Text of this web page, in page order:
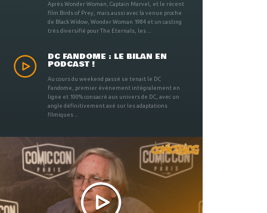
Après Wonder Woman, Captain Marvel, et le récent
film Birds of Prey, mais aussi avec la venue proche
de Black Widow, Wonder Woman 1984 et un casting
très diversifié pour The Eternals, les ...
DC FANDOME : LE BILAN EN
PODCAST !
Au cours du weekend passé se tenait le DC
Fandome, premier évènement intégralement en
ligne et 100% consacré aux univers de DC, avec un
angle définitivement axé sur les adaptations
filmiques ...